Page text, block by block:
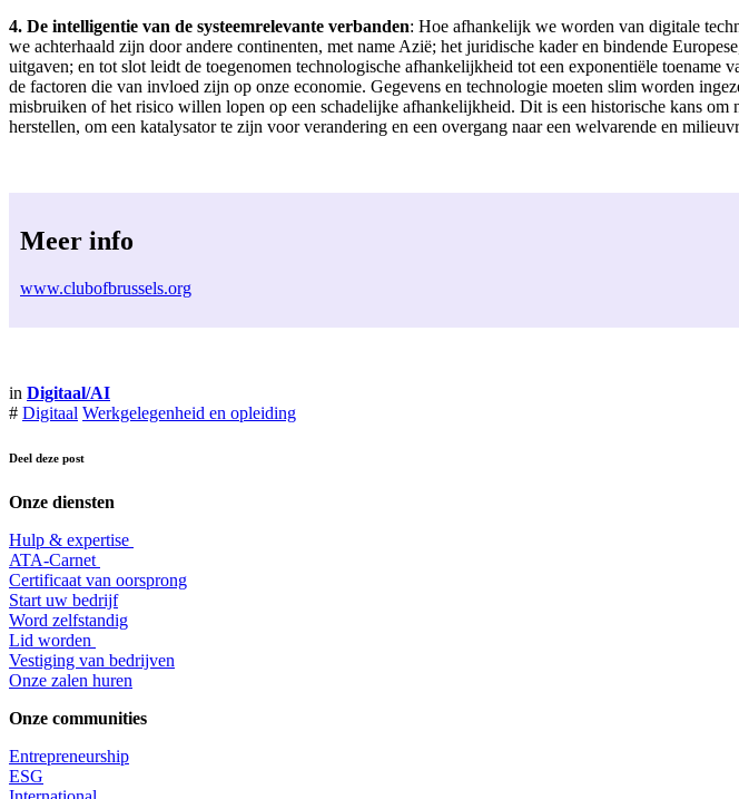
4. De intelligentie van de systeemrelevante verbanden: Hoe afhankelijk we worden van digitale
we achterhaald zijn door andere continenten, met name Azië; het juridische kader en bindende
uitgaven; en tot slot leidt de toegenomen technologische afhankelijkheid tot een exponentiële
de factoren die van invloed zijn op onze economie. Gegevens en technologie moeten slim worden
misbruiken of het risico willen lopen op een schadelijke afhankelijkheid. Dit is een historische kans om
herstellen, om een katalysator te zijn voor verandering en een overgang naar een welvarende en
Meer info
www.clubofbrussels.org
in Digitaal/AI
# Digitaal Werkgelegenheid en opleiding
Deel deze post
Onze diensten
Hulp & expertise
​ATA-Carnet
Certificaat van oorsprong
Start uw bedrijf
Word zelfstandig
Lid worden
​Vestiging van bedrijven
Onze zalen huren
Onze communities
Entrepreneurship
ESG